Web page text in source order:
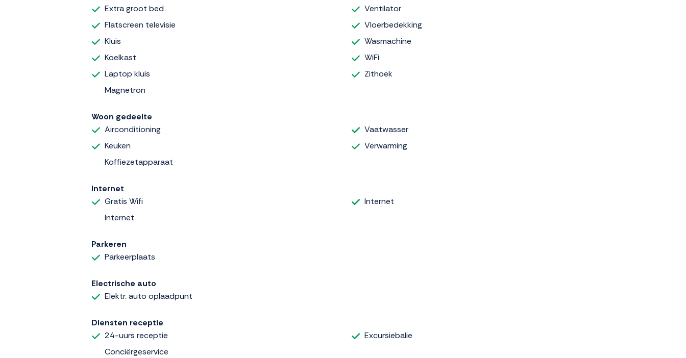
Extra groot bed
Flatscreen televisie
Kluis
Koelkast
Laptop kluis
Magnetron
Ventilator
Vloerbedekking
Wasmachine
WiFi
Zithoek
Woon gedeelte
Airconditioning
Keuken
Koffiezetapparaat
Vaatwasser
Verwarming
Internet
Gratis Wifi
Internet
Internet
Parkeren
Parkeerplaats
Electrische auto
Elektr. auto oplaadpunt
Diensten receptie
24-uurs receptie
Conciërgeservice
Excursiebalie